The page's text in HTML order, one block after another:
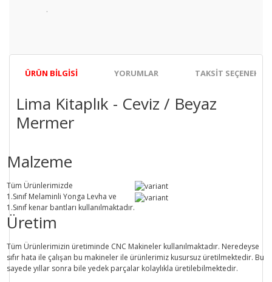
.
ÜRÜN BILGISI YORUMLAR TAKSIT
Lima Kitaplık - Ceviz / Beyaz
Mermer
Malzeme
Tüm Ürünlerimizde
1.Sınıf Melaminli Yonga Levha ve
1.Sınıf kenar bantları kullanılmaktadır.
Üretim
Tüm Ürünlerimizin üretiminde CNC Makineler kullanılmaktadır. Neredeyse
sıfır hata ile çalışan bu makineler ile ürünlerimiz kusursuz üretilmektedir. Bu
sayede yıllar sonra bile yedek parçalar kolaylıkla üretilebilmektedir.